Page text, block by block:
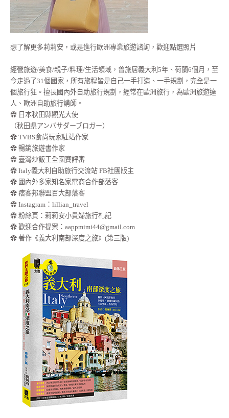
想了解更多莉莉安，或是進行歐洲專業旅遊諮詢，歡迎點選照片
經營旅遊/美食/親子/料理/生活領域，曾旅居義大利5年、荷蘭6個月，至
今走過了31個國家，所有旅程皆是自己一手打造、一手規劃，完全是一
個旅行狂。擅長國內外自助旅行規劃，經常在歐洲旅行，為歐洲旅遊達
人、歐洲自助旅行講師。
✿ 日本秋田縣觀光大使
（秋田県アンバサダーブロガー）
✿ TVBS食尚玩家駐站作家
✿ 暢銷旅遊書作家
✿ 臺灣炒飯王全國賽評審
✿ Italy義大利自助旅行交流站 FB社團版主
✿ 國內外多家知名家電商合作部落客
✿ 痞客邦聯盟百大部落客
✿ Instagram：lillian_travel
✿ 粉絲頁：莉莉安小貴婦旅行札記
✿ 歡迎合作提案： aappmimi44@gmail.com
✿ 著作《義大利南部深度之旅》(第三版)